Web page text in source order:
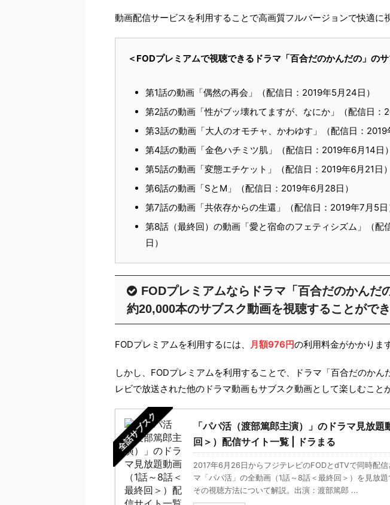
動画配信サービスを利用することで高画質フルバージョンで快適に
＜FODプレミアムで視聴できるドラマ「百合だのかんだの」の
第1話の動画「偶然の再会」（配信日：2019年5月24日）
第2話の動画「性がブッ壊れてますが、なにか」（配信日：
第3話の動画「大人のオモチャ、かわゆす」（配信日：2019
第4話の動画「金色ハチミツ肌」（配信日：2019年6月14日）
第5話の動画「変態エチケット」（配信日：2019年6月21日）
第6話の動画「SとM」（配信日：2019年6月28日）
第7話の動画「共依存からの生還」（配信日：2019年7月5日
第8話（最終回）の動画「愛と宿命のフェティシズム」（配
日）
FODプレミアムならドラマ「百合だのかんだ
約20,000本のサブスク動画を視聴することがで
FODプレミアムを利用するには、 月額976円の利用料金がかかります
しかし、FODプレミアムを利用することで、ドラマ「百合だのかん
レビで放送された他のドラマ動画もサブスク動画として楽しむこと
全話サブスク
「パパ活（渡部篤郎主演）」のドラマ見放
回＞）配信サイト一覧 | ドラまる
2017年6月26日からフジテレビのFODとdTVで同時配
マ「パパ活」の全動画（1話～8話＜最終回＞）を見放題
その視聴方法について解説。出演：渡部篤郎 ...